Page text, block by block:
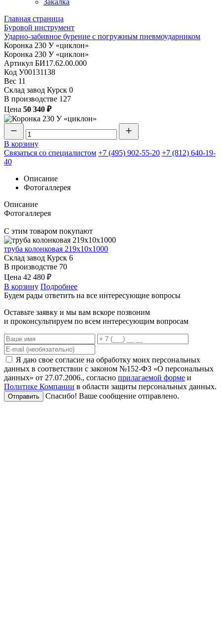
Закалка
Главная страница
Буровой инструмент
Ударно-забивное бурение с погружным пневмоударником
Коронка 230 У «циклон»
Коронка 230 У «циклон»
Артикул БИ17.62.00.000
Код У00131138
Вес 11
Склад завод Курск 0
В производстве 127
Цена 50 340 ₽
В корзину
Связаться со специалистом +7 (495) 902-55-20 +7 (812) 640-19-
40
Описание
Фотогаллерея
Описание
Фотогаллерея
С этим товаром покупают
труба колонковая 219х10х1000
Склад завод Курск 6
В производстве 70
Цена 42 480 ₽
В корзину Подробнее
Будем рады ответить на все интересующие вопросы
Оставьте заявку и мы вам вскоре позвоним
и проконсультируем по всем интересующим вопросам
Я даю свое согласие на обработку моих персональных
данных в соответствии с законом №152-ФЗ «О персональных
данных» от 27.07.2006., согласно прилагаемой форме и
Политике Компании в области защиты персональных данных.
Отправить Спасибо! Ваше сообщение отправлено.